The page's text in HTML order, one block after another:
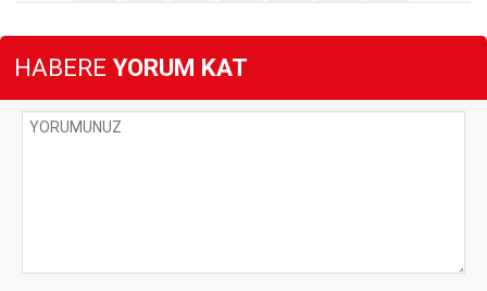
HABERE YORUM KAT